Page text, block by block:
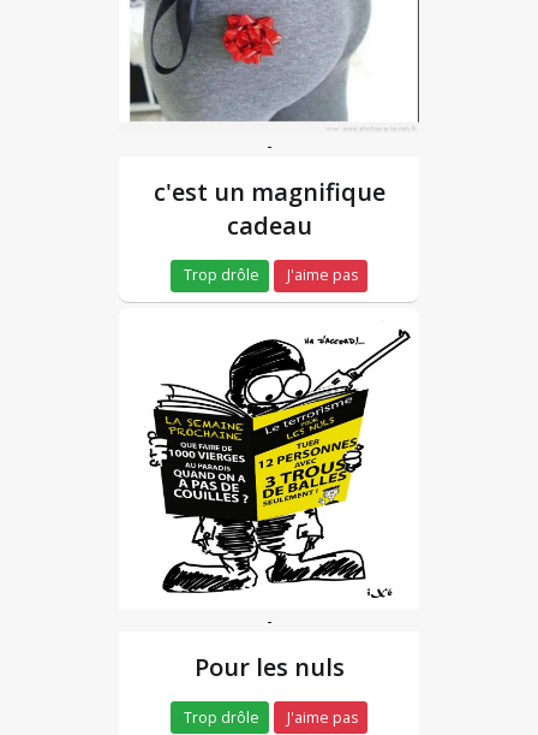
-
c'est un magnifique
cadeau
Trop drôle J'aime pas
-
Pour les nuls
Trop drôle J'aime pas